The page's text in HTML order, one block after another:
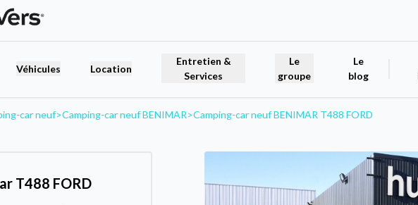
Véhicules Location
Entretien &
Services
Le
groupe
Le
blog
car neuf>Camping-car neuf BENIMAR>Camping-car neuf BENIMAR T488 FORD
T488 FORD